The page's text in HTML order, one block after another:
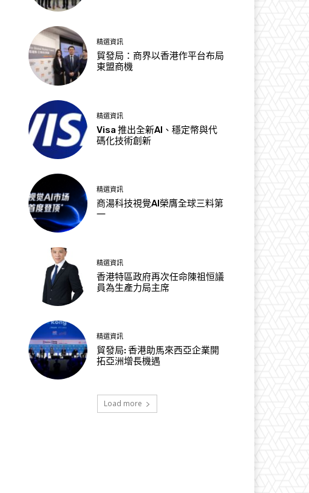
精選資訊
貿發局：商界以香港作平台布局
東盟商機
精選資訊
Visa 推出全新AI、穩定幣與代
碼化技術創新
精選資訊
商湯科技視覺AI榮膺全球三料第
一
精選資訊
香港特區政府再次任命陳祖恒議
員為生產力局主席
精選資訊
貿發局: 香港助馬來西亞企業開
拓亞洲增長機遇
Load more